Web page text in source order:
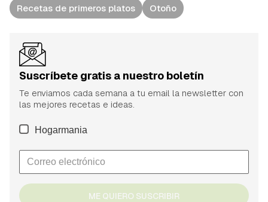
Recetas de primeros platos
Otoño
Suscríbete gratis a nuestro boletín
Te enviamos cada semana a tu email la newsletter con
las mejores recetas e ideas.
Hogarmania
ME QUIERO SUSCRIBIR